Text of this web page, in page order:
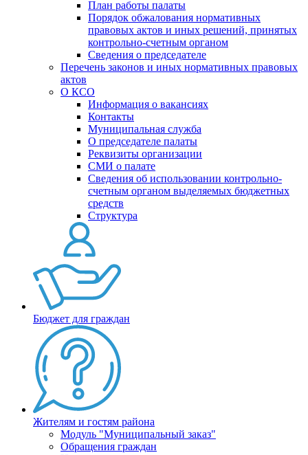
План работы палаты
Порядок обжалования нормативных
правовых актов и иных решений, принятых
контрольно-счетным органом
Сведения о председателе
Перечень законов и иных нормативных правовых
актов
О КСО
Информация о вакансиях
Контакты
Муниципальная служба
О председателе палаты
Реквизиты организации
СМИ о палате
Сведения об использовании контрольно-
счетным органом выделяемых бюджетных
средств
Структура
Бюджет для граждан
Жителям и гостям района
Модуль "Муниципальный заказ"
Обращения граждан